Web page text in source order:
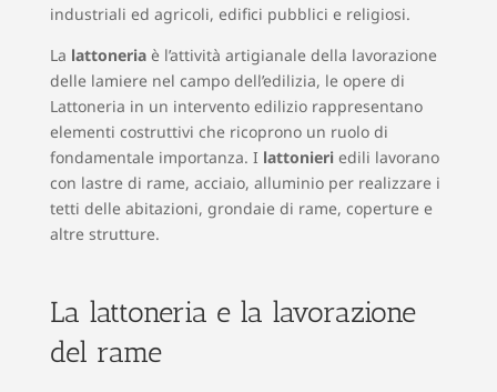
industriali ed agricoli, edifici pubblici e religiosi.
La lattoneriaè l’attività artigianale della lavorazione
delle lamiere nel campo dell’edilizia, le opere di
Lattoneria in un intervento edilizio rappresentano
elementi costruttivi che ricoprono un ruolo di
fondamentale importanza. I lattonieriedili lavorano
con lastre di rame, acciaio, alluminio per realizzare i
tetti delle abitazioni, grondaie di rame, coperture e
altre strutture.
La lattoneria e la lavorazione
del rame